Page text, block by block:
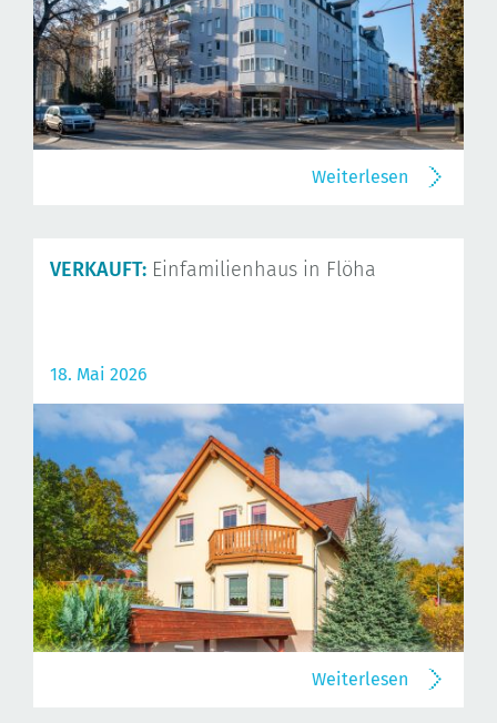
Weiterlesen
VERKAUFT: Einfamilienhaus in Flöha
18. Mai 2026
Weiterlesen